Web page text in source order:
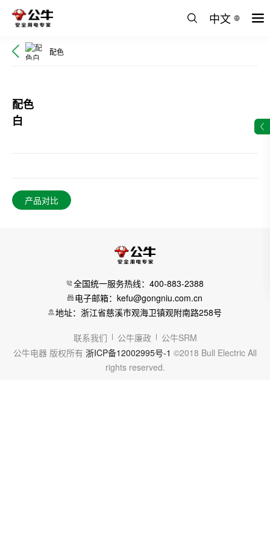
中文
配色
配色
白
产品对比
全国统一服务热线：400-883-2388
电子邮箱：kefu@gongniu.com.cn
地址：浙江省慈溪市观海卫镇观附南路258号
联系我们 公牛廉政
公牛SRM
公牛电器 版权所有 浙ICP备12002995号-1 ©2018 Bull Electric All
rights reserved.